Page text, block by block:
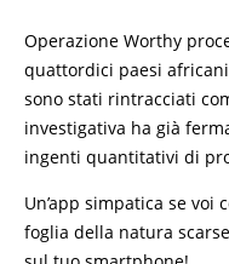
Operazione Worthy
quattordici paesi
sono stati rintracciati
investigativa ha già
ingenti quantitativi di
Un’app simpatica se voi
foglia della natura